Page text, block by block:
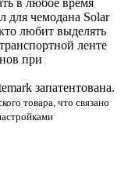
в любое время
для чемодана Solar
любит выделять
ленте
при
запатентована.
товара, что связано